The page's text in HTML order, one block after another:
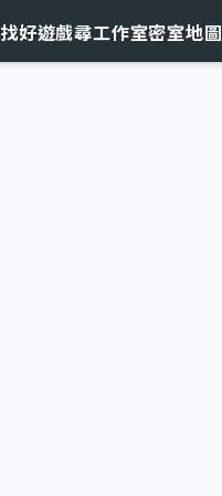
找好遊戲尋工作室密室地圖